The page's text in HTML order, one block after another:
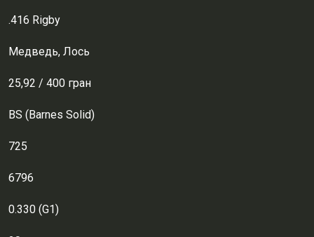
.416 Rigby
Медведь, Лось
25,92 / 400 гран
BS (Barnes Solid)
725
6796
0.330 (G1)